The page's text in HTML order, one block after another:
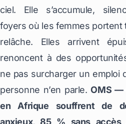
ciel. Elle s’accumule,
foyers où les femmes portent
relâche. Elles arrivent
renoncent à des
ne pas surcharger un emploi
personne n’en parle.OMS —
en Afrique souffrent de